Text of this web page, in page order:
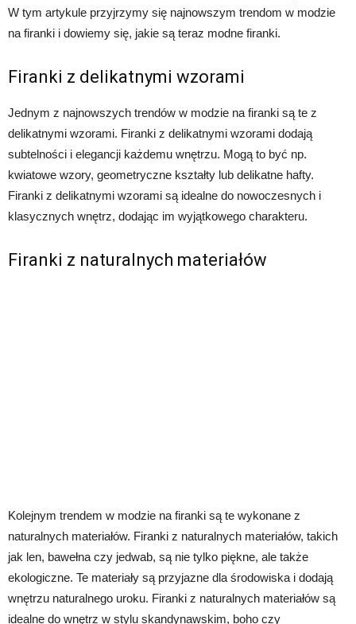
W tym artykule przyjrzymy się najnowszym trendom w modzie
na firanki i dowiemy się, jakie są teraz modne firanki.
Firanki z delikatnymi wzorami
Jednym z najnowszych trendów w modzie na firanki są te z
delikatnymi wzorami. Firanki z delikatnymi wzorami dodają
subtelności i elegancji każdemu wnętrzu. Mogą to być np.
kwiatowe wzory, geometryczne kształty lub delikatne hafty.
Firanki z delikatnymi wzorami są idealne do nowoczesnych i
klasycznych wnętrz, dodając im wyjątkowego charakteru.
Firanki z naturalnych materiałów
Kolejnym trendem w modzie na firanki są te wykonane z
naturalnych materiałów. Firanki z naturalnych materiałów, takich
jak len, bawełna czy jedwab, są nie tylko piękne, ale także
ekologiczne. Te materiały są przyjazne dla środowiska i dodają
wnętrzu naturalnego uroku. Firanki z naturalnych materiałów są
idealne do wnętrz w stylu skandynawskim, boho czy